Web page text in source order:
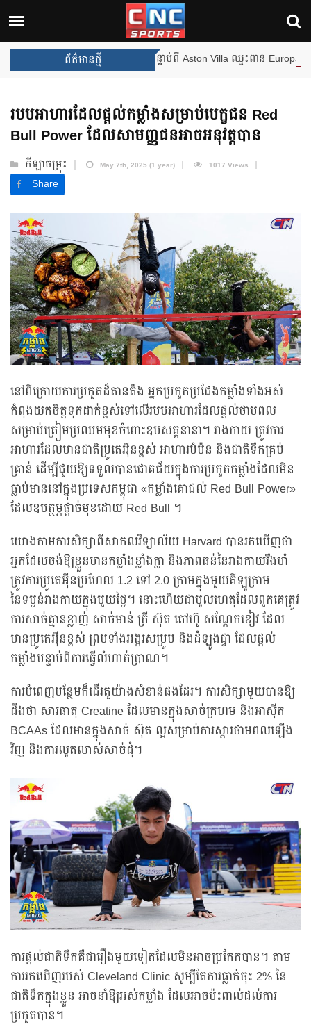
ព័ត៌មានថ្មី
ងឈ្នះពានរង្វាន់បន្ថែមទៀត បន្ទាប់ពី Aston Villa ឈ្នះពាន Europa League
របបអាហារដែលផ្ដល់កម្លាំងសម្រាប់បេក្ខជន Red
Bull Power​ ដែលសាមញ្ញជនអាចអនុវត្តបាន
កីឡាចម្រុះ May 7th, 2025 (1 year) 1017 Views
Share
នៅពីក្រោយការប្រកួតដ៏តានតឹង អ្នកប្រកួតប្រជែងកម្លាំងទាំងអស់
កំពុងយកចិត្តទុកដាក់ខ្ពស់ទៅលើរបបអាហារដែលផ្ដល់ថាមពល
សម្រាប់ត្រៀមប្រឈមមុខចំពោះឧបសគ្គនានា។ រាងកាយ ត្រូវការ
អាហារដែលមានជាតិប្រូតេអ៊ីនខ្ពស់ អាហារបំប៉ន និងជាតិទឹកគ្រប់
គ្រាន់ ដើម្បីជួយឱ្យទទួលបានជោគជ័យក្នុងការប្រកួតកម្លាំងដែលមិន
ធ្លាប់មាននៅក្នុងប្រទេសកម្ពុជា «កម្លាំងគោជល់ Red Bull Power»
ដែលឧបត្ថម្ភផ្ដាច់មុខដោយ Red Bull ។
យោងតាមការសិក្សាពីសាកលវិទ្យាល័យ Harvard បានរកឃើញថា
អ្នកដែលចង់ឱ្យខ្លួនមានកម្លាំងខ្លាំងក្លា និងភាពធន់នៃរាងកាយរឹងមាំ
ត្រូវការប្រូតេអ៊ីនប្រហែល 1.2 ទៅ 2.0 ក្រាមក្នុងមួយគីឡូក្រាម
នៃទម្ងន់រាងកាយក្នុងមួយថ្ងៃ។ នោះហើយជាមូលហេតុដែលពួកគេត្រូវ
ការសាច់គ្មានខ្លាញ់ សាច់មាន់ ត្រី ស៊ុត តៅហ៊ូ សណ្ដែកខៀវ ដែល
មានប្រូតេអ៊ីនខ្ពស់ ព្រមទាំងអង្ករសម្រូប និងដំឡូងជ្វា ដែលផ្ដល់
កម្លាំងបន្ទាប់ពីការធ្វើលំហាត់ប្រាណ។
ការបំពេញបន្ថែមក៏ដើរតួយ៉ាងសំខាន់ផងដែរ។ ការសិក្សាមួយបានឱ្យ
ដឹងថា សារធាតុ Creatine ដែលមានក្នុងសាច់ក្រហម និងអាស៊ីត
BCAAs ដែលមានក្នុងសាច់ ស៊ុត ល្អសម្រាប់ការស្តារថាមពលឡើង
វិញ និងការលូតលាស់សាច់ដុំ។
ការផ្តល់ជាតិទឹកគឺជារឿងមួយទៀតដែលមិនអាចប្រកែកបាន។ តាម
ការរកឃើញរបស់ Cleveland Clinic សូម្បីតែការធ្លាក់ចុះ 2% នៃ
ជាតិទឹកក្នុងខ្លួន អាចនាំឱ្យអស់កម្លាំង ដែលអាចប៉ះពាល់ដល់ការ
ប្រកួតបាន។